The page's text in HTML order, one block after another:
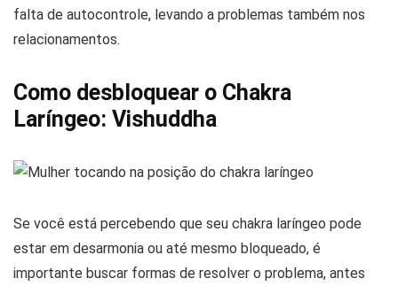
falta de autocontrole, levando a problemas também nos
relacionamentos.
Como desbloquear o Chakra
Laríngeo: Vishuddha
Se você está percebendo que seu chakra laríngeo pode
estar em desarmonia ou até mesmo bloqueado, é
importante buscar formas de resolver o problema, antes